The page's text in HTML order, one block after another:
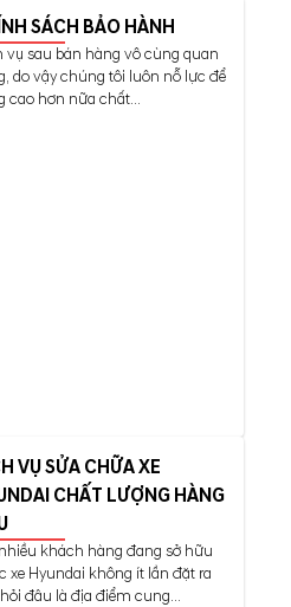
SÁCH BẢO HÀNH
vụ sau bán hàng vô cùng quan
do vậy chúng tôi luôn nỗ lực để
cao hơn nữa chất...
VỤ SỬA CHỮA XE
CHẤT LƯỢNG HÀNG
khách hàng đang sở hữu
xe Hyundai không ít lần đặt ra
đâu là địa điểm cung...